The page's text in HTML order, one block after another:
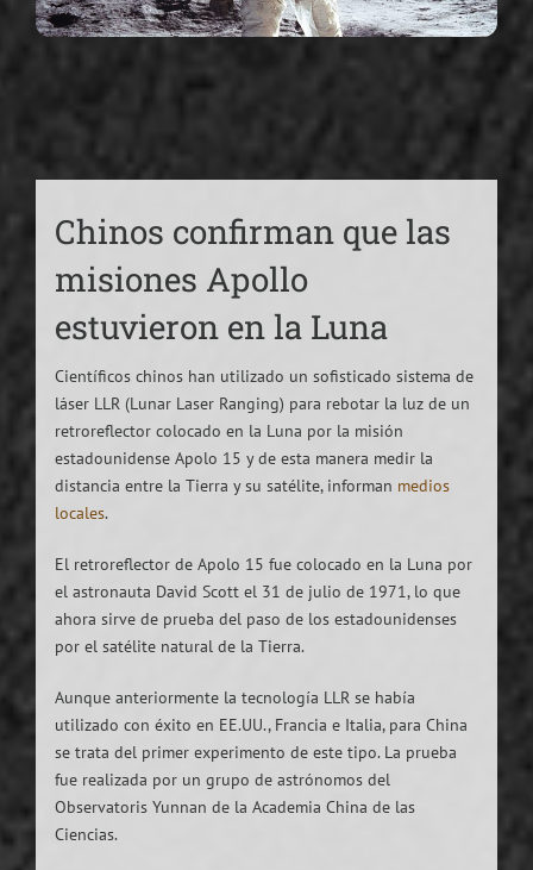
Chinos confirman que las
misiones Apollo
estuvieron en la Luna
Científicos chinos han utilizado un sofisticado sistema de
láser LLR (Lunar Laser Ranging) para rebotar la luz de un
retroreflector colocado en la Luna por la misión
estadounidense Apolo 15 y de esta manera medir la
distancia entre la Tierra y su satélite, informan medios
locales.
El retroreflector de Apolo 15 fue colocado en la Luna por
el astronauta David Scott el 31 de julio de 1971, lo que
ahora sirve de prueba del paso de los estadounidenses
por el satélite natural de la Tierra.
Aunque anteriormente la tecnología LLR se había
utilizado con éxito en EE.UU., Francia e Italia, para China
se trata del primer experimento de este tipo. La prueba
fue realizada por un grupo de astrónomos del
Observatoris Yunnan de la Academia China de las
Ciencias.